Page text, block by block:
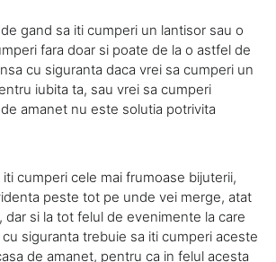
gand sa iti cumperi un lantisor sau o
fara doar si poate de la o astfel de
cu siguranta daca vrei sa cumperi un
iubita ta, sau vrei sa cumperi
amanet nu este solutia potrivita
cumperi cele mai frumoase bijuterii,
peste tot pe unde vei merge, atat
dar si la tot felul de evenimente la care
siguranta trebuie sa iti cumperi aceste
de amanet, pentru ca in felul acesta